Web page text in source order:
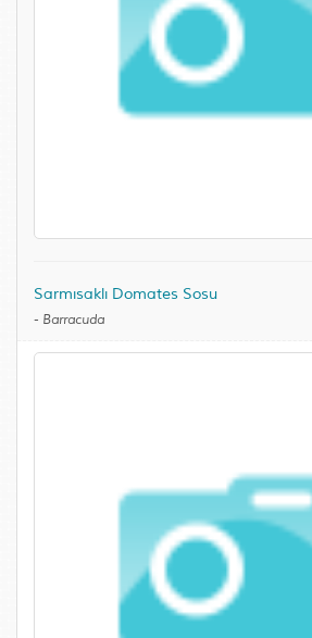
Sarmısaklı Domates Sosu
- Barracuda